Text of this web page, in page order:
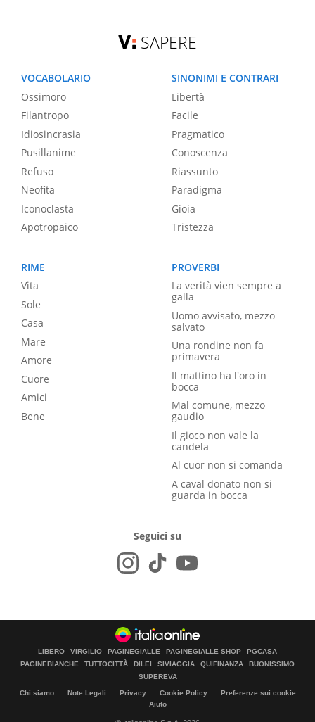
SAPERE
VOCABOLARIO
Ossimoro
Filantropo
Idiosincrasia
Pusillanime
Refuso
Neofita
Iconoclasta
Apotropaico
SINONIMI E CONTRARI
Libertà
Facile
Pragmatico
Conoscenza
Riassunto
Paradigma
Gioia
Tristezza
RIME
Vita
Sole
Casa
Mare
Amore
Cuore
Amici
Bene
PROVERBI
La verità vien sempre a
galla
Uomo avvisato, mezzo
salvato
Una rondine non fa
primavera
Il mattino ha l'oro in
bocca
Mal comune, mezzo
gaudio
Il gioco non vale la
candela
Al cuor non si comanda
A caval donato non si
guarda in bocca
Seguici su
LIBERO VIRGILIO PAGINEGIALLE PAGINEGIALLE SHOP
PGCASA
PAGINEBIANCHE
TUTTOCITTÀ DILEI SIVIAGGIA QUIFINANZA
BUONISSIMO
SUPEREVA
Chi siamo Note Legali Privacy Cookie Policy
Preferenze sui cookie
Aiuto